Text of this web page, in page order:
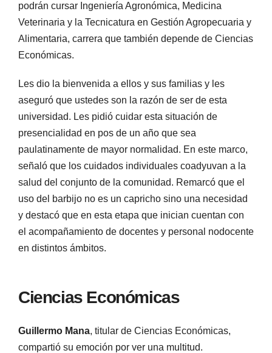
podrán cursar Ingeniería Agronómica, Medicina
Veterinaria y la Tecnicatura en Gestión Agropecuaria y
Alimentaria, carrera que también depende de Ciencias
Económicas.
Les dio la bienvenida a ellos y sus familias y les
aseguró que ustedes son la razón de ser de esta
universidad. Les pidió cuidar esta situación de
presencialidad en pos de un año que sea
paulatinamente de mayor normalidad. En este marco,
señaló que los cuidados individuales coadyuvan a la
salud del conjunto de la comunidad. Remarcó que el
uso del barbijo no es un capricho sino una necesidad
y destacó que en esta etapa que inician cuentan con
el acompañamiento de docentes y personal nodocente
en distintos ámbitos.
Ciencias Económicas
Guillermo Mana, titular de Ciencias Económicas,
compartió su emoción por ver una multitud.